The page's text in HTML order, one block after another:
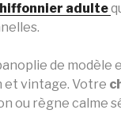
adulte
de modèle
et vintage. Votre
ou règne calme